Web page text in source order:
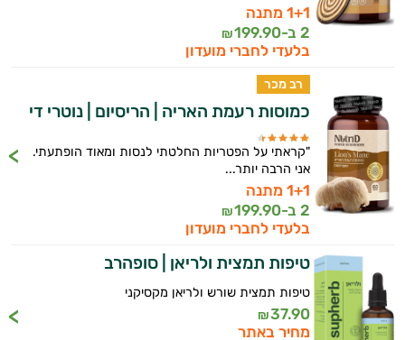
1+1 מתנה
2 ב-
199.90
₪
בלעדי לחברי מועדון
רב מכר
כמוסות רעמת האריה | הריסיום | נוטרי די
"קראתי על הפטריות החלטתי לנסות ומאוד הופתעתי.
אני הרבה יותר...
1+1 מתנה
2 ב-
199.90
₪
בלעדי לחברי מועדון
טיפות תמצית ולריאן | סופהרב
טיפות תמצית שורש ולריאן מקסיקני
37.90
₪
מחיר באתר